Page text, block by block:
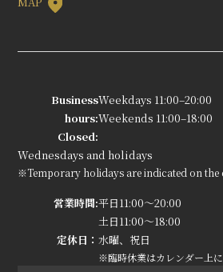
Business
hours:
Weekdays 11:00–20:00
Weekends 11:00–18:00
Closed:
Wednesdays and holidays
※Temporary holidays are indicated on the
営業時間:平日11:00～20:00
土日11:00～18:00
定休日：水曜、祝日
※臨時休業はカレンダー上